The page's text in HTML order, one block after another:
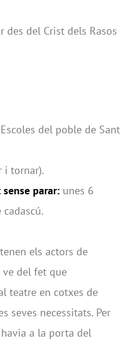
des del Crist dels Rasos
Escoles del poble de Sant
i tornar).
parar: unes 6
els actors de
ve del fet que
teatre en cotxes de
seves necessitats. Per
a la porta del